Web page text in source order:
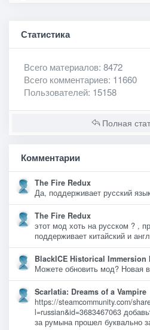
Статистика
Всего материалов: 8472
Всего комментариев: 11660
Пользователей: 15158
Полная
Комментарии
The Fire Redux
Да, поддерживает русский
The Fire Redux
этот мод хоть на русском ? ,
поддерживает китайский и
BlackICE Historical Immersion
Можете обновить мод? Новая
Scarlatia: Dreams of a Vampire
https://steamcommunity.com/
l=russian&id=3683467063
за румына прошел буквально